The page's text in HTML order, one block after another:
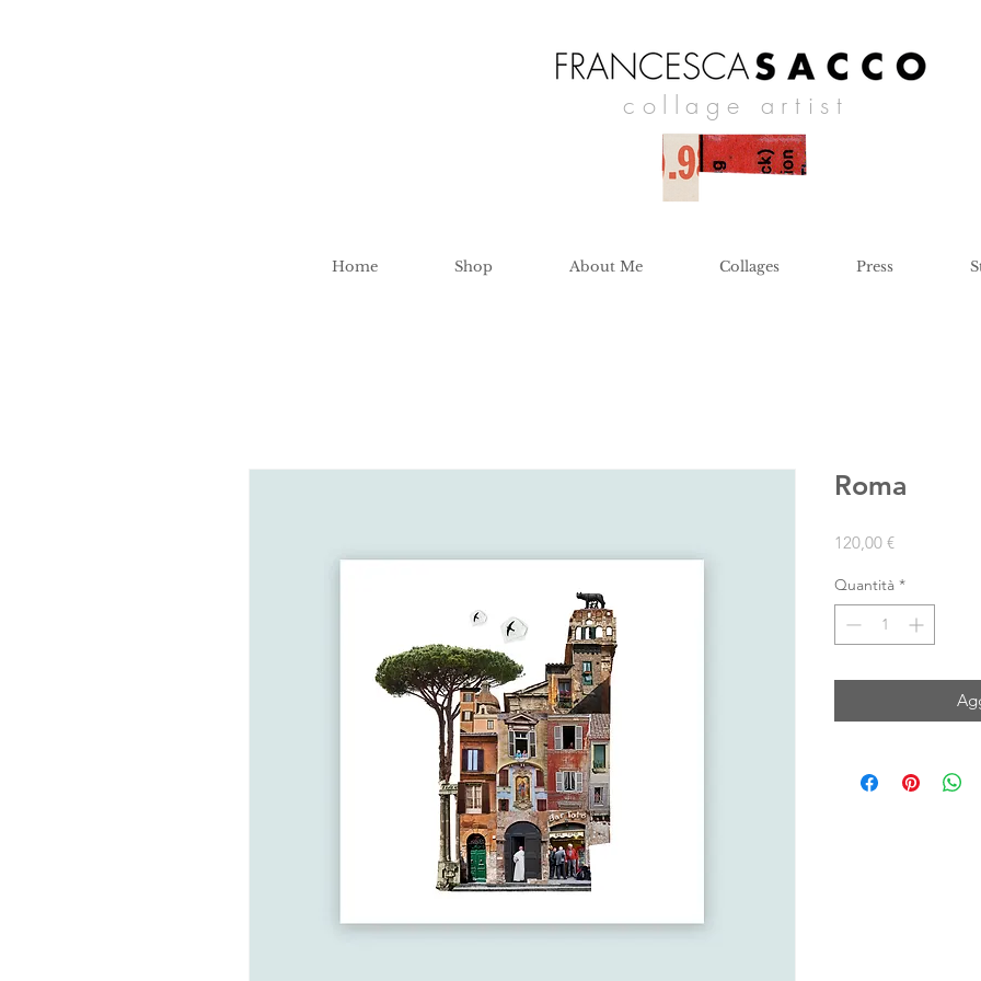
collage artist
Home Shop About Me Collages Press
Roma
120,00 €Prezzo
Quantità *